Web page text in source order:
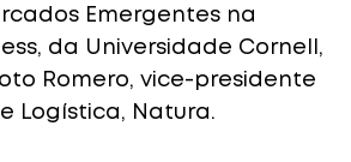
Emergentes na
da Universidade Cornell,
Romero, vice-presidente
Logística, Natura.